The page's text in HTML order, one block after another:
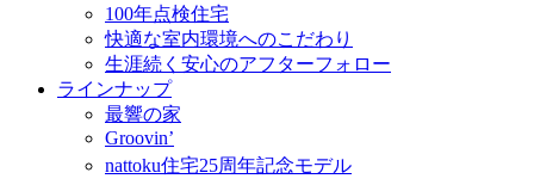
100年点検住宅
快適な室内環境へのこだわり
生涯続く安心のアフターフォロー
ラインナップ
最響の家
Groovin’
nattoku住宅25周年記念モデル